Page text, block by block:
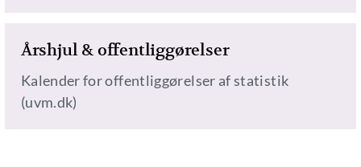
Årshjul & offentliggørelser
Kalender for offentliggørelser af statistik
(uvm.dk)